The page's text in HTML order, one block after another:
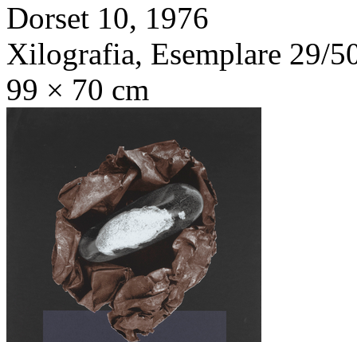
Dorset 10, 1976
Xilografia, Esemplare 29/
99 × 70 cm